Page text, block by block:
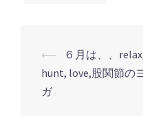
投
稿
ナ
⟵
６月は、、
hunt, love,股関節の
ガ